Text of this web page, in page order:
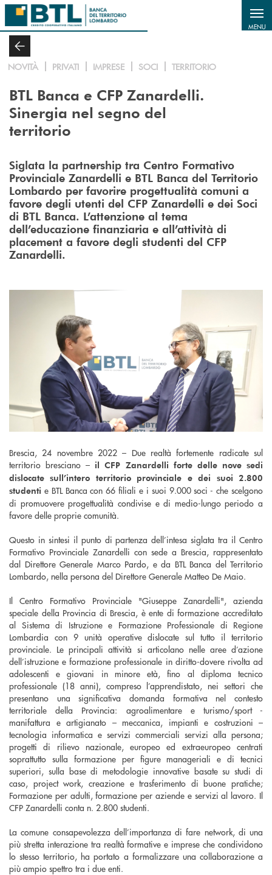
Salta al contenuto principale
MENU
NOVITÀ PRIVATI IMPRESE SOCI TERRITORIO
BTL Banca e CFP Zanardelli.
Sinergia nel segno del
territorio
Siglata la partnership tra Centro Formativo
Provinciale Zanardelli e BTL Banca del Territorio
Lombardo per favorire progettualità comuni a
favore degli utenti del CFP Zanardelli e dei Soci
di BTL Banca. L’attenzione al tema
dell’educazione finanziaria e all’attività di
placement a favore degli studenti del CFP
Zanardelli.
Brescia, 24 novembre 2022 – Due realtà fortemente radicate sul
territorio bresciano – il CFP Zanardelli forte delle nove sedi
dislocate sull’intero territorio provinciale e dei suoi 2.800
studenti e BTL Banca con 66 filiali e i suoi 9.000 soci - che scelgono
di promuovere progettualità condivise e di medio-lungo periodo a
favore delle proprie comunità.
Questo in sintesi il punto di partenza dell’intesa siglata tra il Centro
Formativo Provinciale Zanardelli con sede a Brescia, rappresentato
dal Direttore Generale Marco Pardo, e da BTL Banca del Territorio
Lombardo, nella persona del Direttore Generale Matteo De Maio.
Il Centro Formativo Provinciale "Giuseppe Zanardelli", azienda
speciale della Provincia di Brescia, è ente di formazione accreditato
al Sistema di Istruzione e Formazione Professionale di Regione
Lombardia con 9 unità operative dislocate sul tutto il territorio
provinciale. Le principali attività si articolano nelle aree d’azione
dell’istruzione e formazione professionale in diritto-dovere rivolta ad
adolescenti e giovani in minore età, fino al diploma tecnico
professionale (18 anni), compreso l’apprendistato, nei settori che
presentano una significativa domanda formativa nel contesto
territoriale della Provincia: agroalimentare e turismo/sport -
manifattura e artigianato – meccanica, impianti e costruzioni –
tecnologia informatica e servizi commerciali servizi alla persona;
progetti di rilievo nazionale, europeo ed extraeuropeo centrati
soprattutto sulla formazione per figure manageriali e di tecnici
superiori, sulla base di metodologie innovative basate su studi di
caso, project work, creazione e trasferimento di buone pratiche;
Formazione per adulti, formazione per aziende e servizi al lavoro. Il
CFP Zanardelli conta n. 2.800 studenti.
La comune consapevolezza dell’importanza di fare network, di una
più stretta interazione tra realtà formative e imprese che condividono
lo stesso territorio, ha portato a formalizzare una collaborazione a
più ampio spettro tra i due enti.